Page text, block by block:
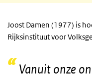
Joost Damen (1977) is
Rijksinstituut voor
Vanuit onze